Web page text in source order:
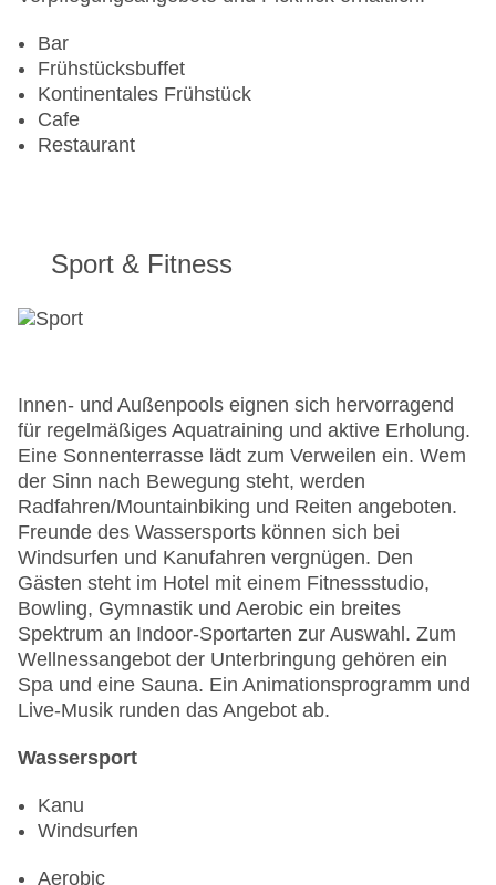
Pools:Indoor Pool, Outdoor Pool
Zahlungsarten: American Express, Diners Club,
EC Maestro, Mastercard, Visa
Landeskategorie: 4 Sterne
Bar
Frühstücksbuffet
Kontinentales Frühstück
Cafe
Restaurant
Sport & Fitness
Innen- und Außenpools eignen sich hervorragend
für regelmäßiges Aquatraining und aktive Erholung.
Eine Sonnenterrasse lädt zum Verweilen ein. Wem
der Sinn nach Bewegung steht, werden
Radfahren/Mountainbiking und Reiten angeboten.
Freunde des Wassersports können sich bei
Windsurfen und Kanufahren vergnügen. Den
Gästen steht im Hotel mit einem Fitnessstudio,
Bowling, Gymnastik und Aerobic ein breites
Spektrum an Indoor-Sportarten zur Auswahl. Zum
Wellnessangebot der Unterbringung gehören ein
Spa und eine Sauna. Ein Animationsprogramm und
Live-Musik runden das Angebot ab.
Wassersport
Kanu
Windsurfen
Aerobic